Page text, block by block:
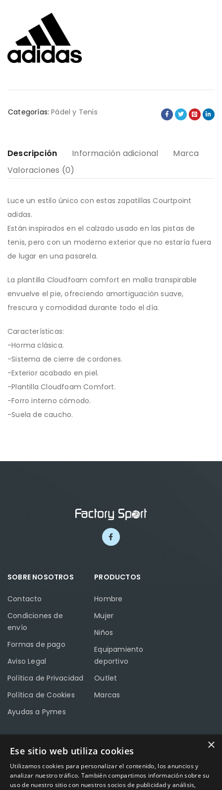
Categorías: Pádel y Tenis
Descripción Información adicional
Marca
Valoraciones (0)
Luce un estilo único con estas zapatillas Courtpoint
adidas.
Están inspirados en el calzado usado en las pistas de
tenis, pero con un moderno exterior que no estaría fuera
de lugar en una pasarela.
La plantilla Cloudfoam comfort en malla transpirable
envuelve el pie, ofreciendo amortiguación suave,
frescura y comodidad durante todo el día.
Características:
-Horma clásica.
-Sistema de cierre de cordones.
-Exterior acabado en piel.
-Plantilla Cloudfoam Comfort.
-Forro interno cómodo.
-Suela de caucho.
SOBRE NOSOTROS
Contacto
Condiciones de
envío
Formas de pago
Aviso Legal
Política de Privacidad
Política de Cookies
Ayudas a Pymes
PRODUCTOS
Hombre
Mujer
Niños
Equipamiento
deportivo
Outlet
Marcas
CONTACTO
Calle Méndez Núñez nº3 – Fuente Palmera 14120 Córdoba
Teléfono957 04 96 57
×
Ese sitio web utiliza cookies
Utilizamos cookies para personalizar el contenido, los anuncios y
analizar nuestro tráfico. También compartimos información sobre su
uso de nuestro sitio con nuestros socios de publicidad y análisis,